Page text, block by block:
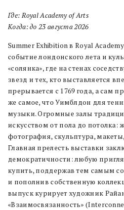
Где: Royal Academy of Arts
Когда: до 23 августа 2026
Summer Exhibition в Royal
событие лондонского лета и
«солянка», где на стенах
звезд и тех, кто выставляется
прерывается с 1769 года, а сам
же самое, что Уимблдон для
музыки. Огромные залы
искусством от пола до потолка:
фотография, скульптура,
Главная прелесть выставки
демократичности: любую
купить, поддержав тем самым
и пополнив собственную
выпуск курирует художник
«Взаимосвязанность»